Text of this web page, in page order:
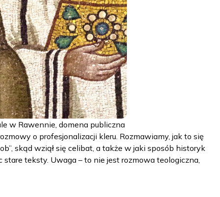
w Rawennie, domena publiczna
o profesjonalizacji kleru. Rozmawiamy, jak to się
skąd wziął się celibat, a także w jaki sposób historyk
stare teksty. Uwaga – to nie jest rozmowa teologiczna,